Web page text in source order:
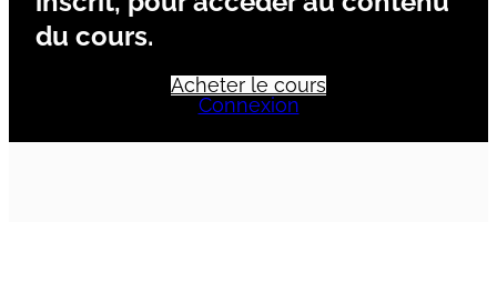
Module 5 Plan de cours De la théorie à la pratique
MODULE 6 JE FAIS UN
MODULE 7 LE REGARD DU SAVOIR
du cours.
Acheter le cours
Connexion